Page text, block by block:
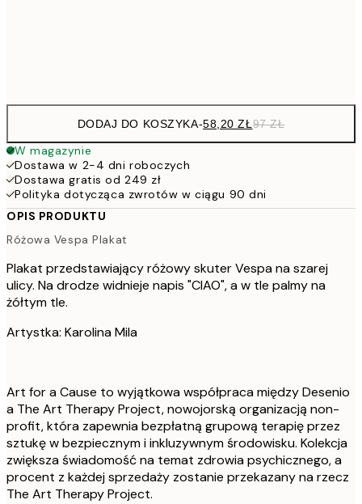
DODAJ DO KOSZYKA-58,20 ZŁ97 ZŁ
W magazynie
Dostawa w 2-4 dni roboczych
Dostawa gratis od 249 zł
Polityka dotycząca zwrotów w ciągu 90 dni
OPIS PRODUKTU
Różowa Vespa Plakat
Plakat przedstawiający różowy skuter Vespa na szarej
ulicy. Na drodze widnieje napis "CIAO", a w tle palmy na
żółtym tle.
Artystka: Karolina Mila
Art for a Cause to wyjątkowa współpraca między Desenio
a The Art Therapy Project, nowojorską organizacją non-
profit, która zapewnia bezpłatną grupową terapię przez
sztukę w bezpiecznym i inkluzywnym środowisku. Kolekcja
zwiększa świadomość na temat zdrowia psychicznego, a
procent z każdej sprzedaży zostanie przekazany na rzecz
The Art Therapy Project.